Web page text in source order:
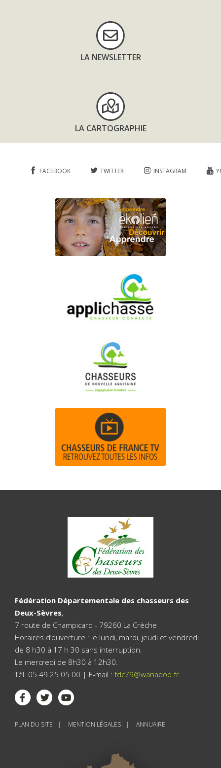
LA NEWSLETTER
LA CARTOGRAPHIE
FACEBOOK TWITTER INSTAGRAM
Fédération Départementale des chasseurs des
Deux-Sèvres,
7 route de Champicard - 79260 La Crèche
Horaires d’ouverture : le lundi, mardi, jeudi et vendredi
de 8 h30 à 17 h 30 sans interruption.
Le mercredi de 8h30 à 12h30.
Tél .05 49 25 05 00 | E-mail : fdc79@wanadoo.fr
PLAN DU SITE MENTION LÉGALES ANNUAIRE